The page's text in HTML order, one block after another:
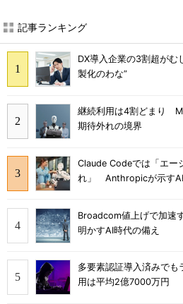
記事ランキング
DX導入企業の3割超が
製化のわな”
継続利用は4割どまり
期待外れの境界
Claude Codeでは「エー
れ」 Anthropicが示す
Broadcom値上げで加速
明かすAI時代の備え
多要素認証導入済みで
用は平均2億7000万円